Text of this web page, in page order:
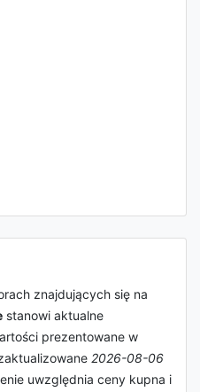
znajdujących się na
stanowi aktualne
prezentowane w
2026-08-06
uwzględnia ceny kupna i